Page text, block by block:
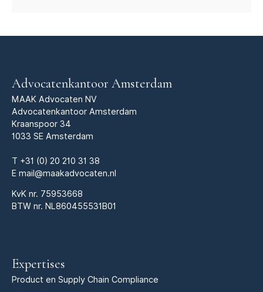
Advocatenkantoor Amsterdam
MAAK Advocaten NV
Advocatenkantoor Amsterdam
Kraanspoor 34
1033 SE Amsterdam
T +31 (0) 20 210 31 38
E mail@maakadvocaten.nl
KvK nr. 75953668
BTW nr. NL860455531B01
Expertises
Product en Supply Chain Compliance